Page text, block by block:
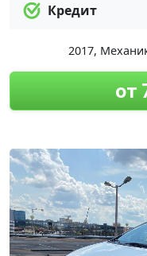
Кредит
2017,
от